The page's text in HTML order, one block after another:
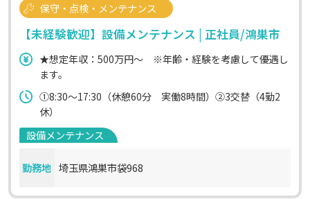
保守・点検・メンテナンス
【未経験歓迎】設備メンテナンス | 正社員/鴻巣市
★想定年収：500万円～ ※年齢・経験を考慮して優遇し
ます。
①8:30～17:30（休憩60分 実働8時間）②3交替（4勤2
休）
設備メンテナンス
勤務地 埼玉県鴻巣市袋968